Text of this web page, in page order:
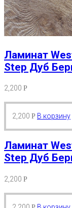
Ламинат
Step Дуб
2,200 Р
2,200 Р В корзину
Ламинат
Step Дуб
2,200 Р